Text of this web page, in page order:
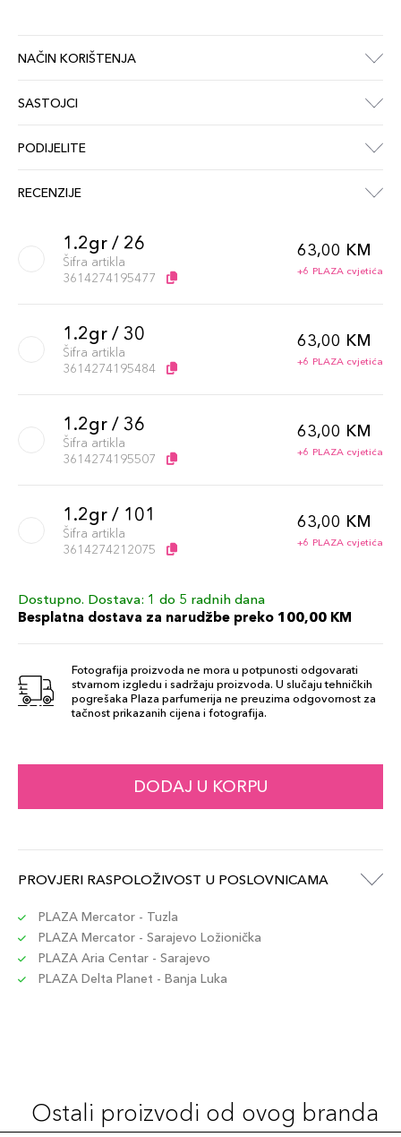
NAČIN KORIŠTENJA
SASTOJCI
PODIJELITE
RECENZIJE
1.2gr / 26
Šifra artikla
3614274195477
63,00 KM
+6 PLAZA cvjetića
1.2gr / 30
Šifra artikla
3614274195484
63,00 KM
+6 PLAZA cvjetića
1.2gr / 36
Šifra artikla
3614274195507
63,00 KM
+6 PLAZA cvjetića
1.2gr / 101
Šifra artikla
3614274212075
63,00 KM
+6 PLAZA cvjetića
1.2gr / 100
Šifra artikla
63,00 KM
1.2gr / 33
Šifra artikla
63,00 KM
1.2gr / 53
1.2gr / 60
3614274195545
63,00 KM
1.2gr / 62
Šifra artikla
Dostupno. Dostava: 1 do 5 radnih dana
Besplatna dostava za narudžbe preko 100,00 KM
Fotografija proizvoda ne mora u potpunosti odgovarati
stvarnom izgledu i sadržaju proizvoda. U slučaju tehničkih
pogrešaka Plaza parfumerija ne preuzima odgovornost za
tačnost prikazanih cijena i fotografija.
DODAJ U KORPU
PROVJERI RASPOLOŽIVOST U POSLOVNICAMA
PLAZA Mercator - Tuzla
PLAZA Mercator - Sarajevo Ložionička
PLAZA Aria Centar - Sarajevo
PLAZA Delta Planet - Banja Luka
Ostali proizvodi od ovog branda